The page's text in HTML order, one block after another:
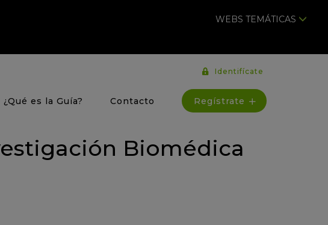
WEBS TEMÁTICAS
Identifícate
¿Qué es la Guía? Contacto Regístrate
Biomédica